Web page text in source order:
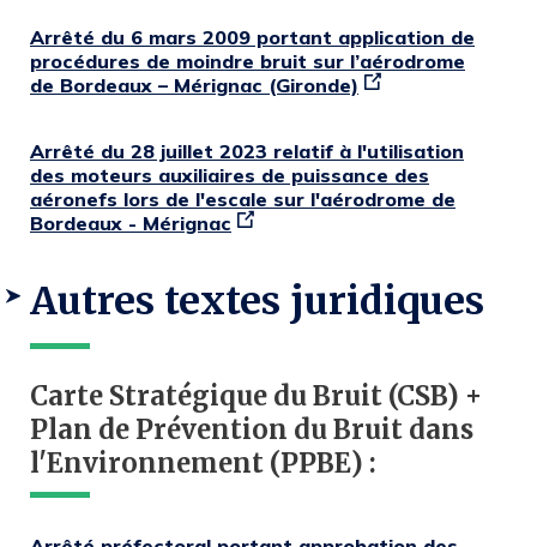
Arrêté du 6 mars 2009 portant application de
procédures de moindre bruit sur l’aérodrome
de Bordeaux – Mérignac (Gironde)
Arrêté du 28 juillet 2023 relatif à l'utilisation
des moteurs auxiliaires de puissance des
aéronefs lors de l'escale sur l'aérodrome de
Bordeaux - Mérignac
Autres textes juridiques
Carte Stratégique du Bruit (CSB) +
Plan de Prévention du Bruit dans
l'Environnement (PPBE) :